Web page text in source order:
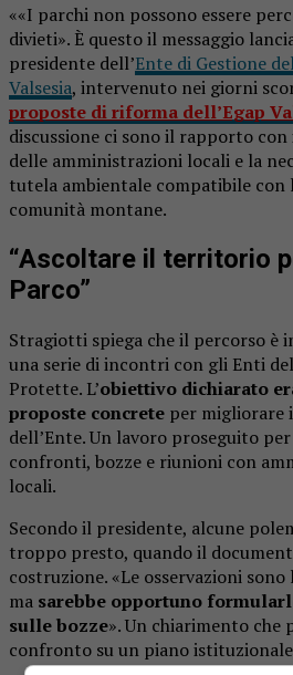
««I parchi non possono essere
divieti». È questo il messaggio
presidente dell’Ente di Gestione
Valsesia, intervenuto nei giorni
proposte di riforma dell’Egap
discussione ci sono il rapporto
delle amministrazioni locali e la
tutela ambientale compatibile con
comunità montane.
“Ascoltare il territorio
Parco”
Stragiotti spiega che il percorso è
una serie di incontri con gli Enti
Protette. L’obiettivo dichiarato
proposte concrete per migliorare
dell’Ente. Un lavoro proseguito
confronti, bozze e riunioni con
locali.
Secondo il presidente, alcune
troppo presto, quando il
costruzione. «Le osservazioni
ma sarebbe opportuno
sulle bozze». Un chiarimento
confronto su un piano